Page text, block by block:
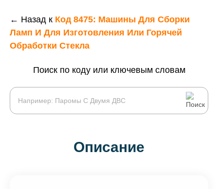
← Назад к Код 8475: Машины Для Сборки
Ламп И Для Изготовления Или Горячей
Обработки Стекла
Поиск по коду или ключевым словам
Описание